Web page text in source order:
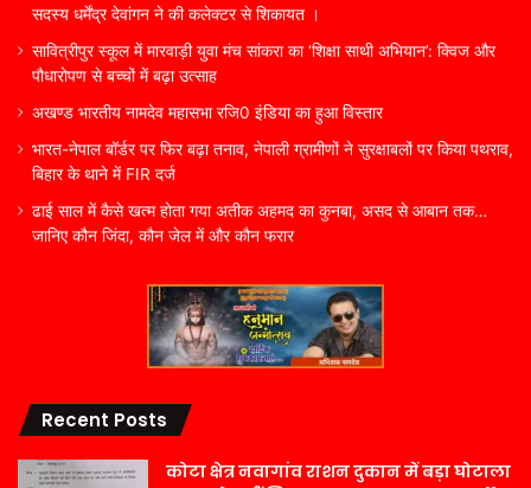
सदस्य धर्मेंद्र देवांगन ने की कलेक्टर से शिकायत ।
सावित्रीपुर स्कूल में मारवाड़ी युवा मंच सांकरा का ‘शिक्षा साथी अभियान’: क्विज और
पौधारोपण से बच्चों में बढ़ा उत्साह
अखण्ड भारतीय नामदेव महासभा रजि0 इंडिया का हुआ विस्तार
भारत-नेपाल बॉर्डर पर फिर बढ़ा तनाव, नेपाली ग्रामीणों ने सुरक्षाबलों पर किया पथराव,
बिहार के थाने में FIR दर्ज
ढाई साल में कैसे खत्म होता गया अतीक अहमद का कुनबा, असद से आबान तक…
जानिए कौन जिंदा, कौन जेल में और कौन फरार
Recent Posts
कोटा क्षेत्र नवागांव राशन दुकान में बड़ा घोटाला